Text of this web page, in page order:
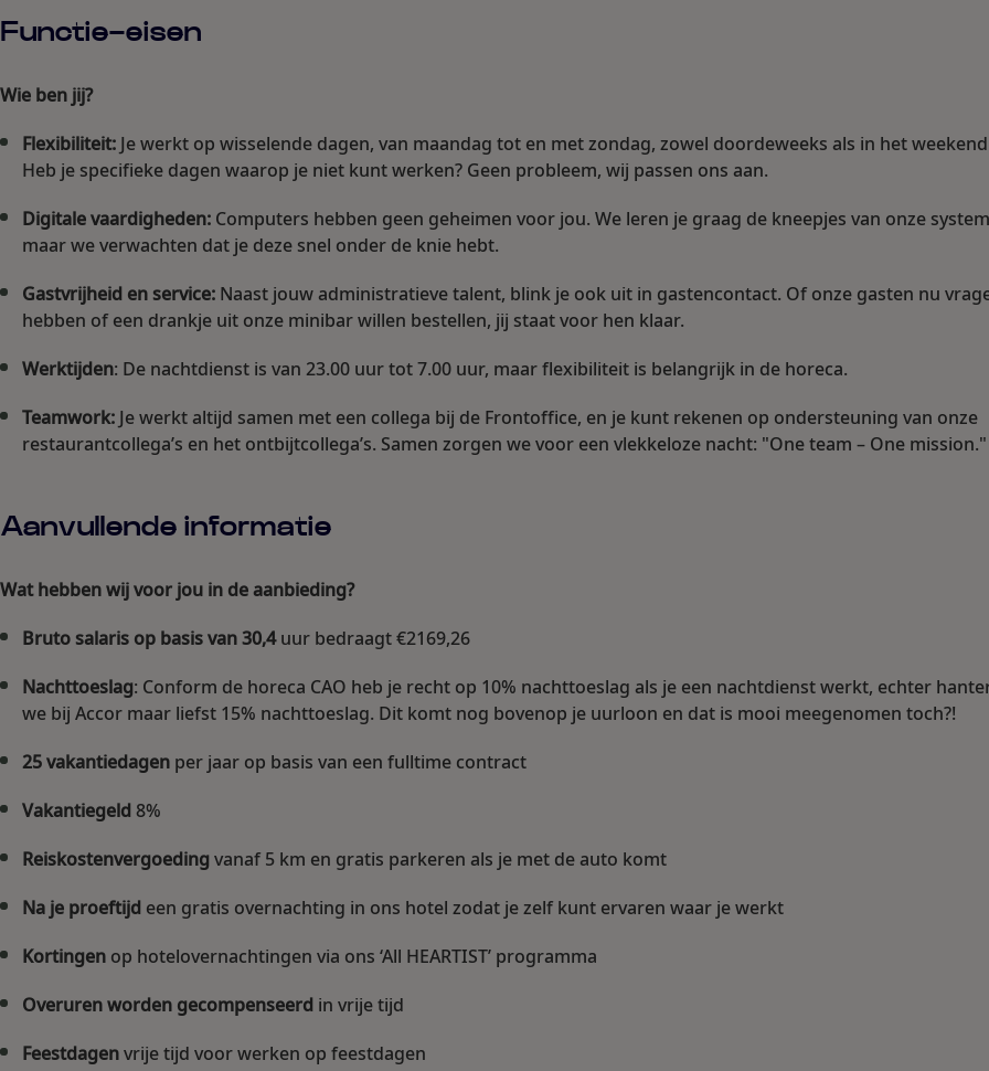
Functie-eisen
Wie ben jij?
Flexibiliteit: Je werkt op wisselende dagen, van maandag tot en met zondag, zowel doordeweeks als in het
Heb je specifieke dagen waarop je niet kunt werken? Geen probleem, wij passen ons aan.
Digitale vaardigheden: Computers hebben geen geheimen voor jou. We leren je graag de kneepjes van onze
maar we verwachten dat je deze snel onder de knie hebt.
Gastvrijheid en service: Naast jouw administratieve talent, blink je ook uit in gastencontact. Of onze gasten nu
hebben of een drankje uit onze minibar willen bestellen, jij staat voor hen klaar.
Werktijden: De nachtdienst is van 23.00 uur tot 7.00 uur, maar flexibiliteit is belangrijk in de horeca.
Teamwork: Je werkt altijd samen met een collega bij de Frontoffice, en je kunt rekenen op ondersteuning van onze
restaurantcollega’s en het ontbijtcollega’s. Samen zorgen we voor een vlekkeloze nacht: "One team – One mission."
Aanvullende informatie
Wat hebben wij voor jou in de aanbieding?
Bruto salaris op basis van 30,4uur bedraagt €2169,26
Nachttoeslag: Conform de horeca CAO heb je recht op 10% nachttoeslag als je een nachtdienst werkt, echter
we bij Accor maar liefst 15% nachttoeslag. Dit komt nog bovenop je uurloon en dat is mooi meegenomen toch?!
25 vakantiedagen per jaar op basis van een fulltime contract
Vakantiegeld8%
Reiskostenvergoedingvanaf 5 km en gratis parkeren als je met de auto komt
Na je proeftijd een gratis overnachting in ons hotel zodat je zelf kunt ervaren waar je werkt
Kortingen op hotelovernachtingen via ons ‘All HEARTIST’ programma
Overuren worden gecompenseerd in vrije tijd
Feestdagenvrije tijd voor werken op feestdagen